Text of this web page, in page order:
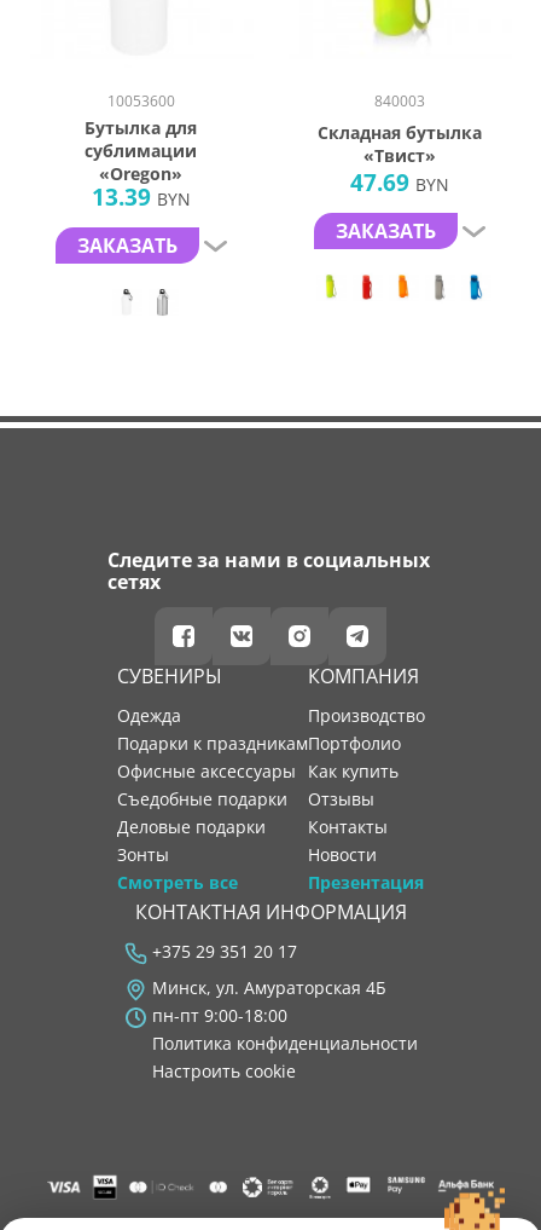
10053600
Бутылка для
сублимации
«Oregon»
13.39 BYN
ЗАКАЗАТЬ
840003
Складная бутылка
«Твист»
47.69 BYN
ЗАКАЗАТЬ
Следите за нами в социальных
сетях
СУВЕНИРЫ
Одежда
Подарки к праздникам
Офисные аксессуары
Съедобные подарки
Деловые подарки
Зонты
Смотреть все
КОМПАНИЯ
производство
портфолио
как купить
отзывы
контакты
новости
Презентация
КОНТАКТНАЯ ИНФОРМАЦИЯ
+375 29 351 20 17
Минск, ул. Амураторская 4Б
пн-пт 9:00-18:00
Политика конфиденциальности
Настроить cookie